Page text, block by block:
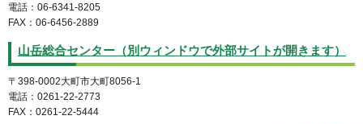
電話：06-6341-8205
FAX：06-6456-2889
山岳総合センター（別ウィンドウで外部サイトが開きます）
〒398-0002大町市大町8056-1
電話：0261-22-2773
FAX：0261-22-5444